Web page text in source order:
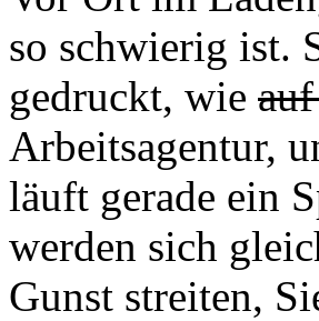
so schwierig ist.
gedruckt, wie
Arbeitsagentur,
läuft gerade ein
werden sich
Gunst streiten,